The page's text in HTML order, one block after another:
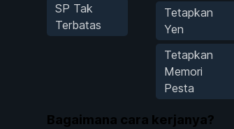
SP Tak
Terbatas
Tetapkan
Yen
Tetapkan
Memori
Pesta
Bagaimana cara kerjanya?